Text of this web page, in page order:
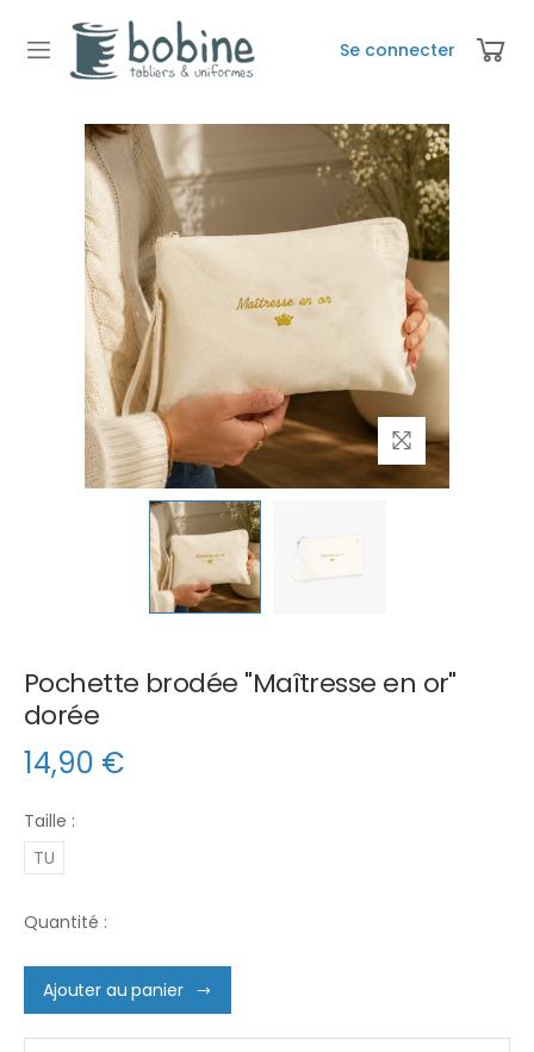
Se connecter
Pochette brodée "Maîtresse en or"
dorée
14,90 €
Taille :
TU
Quantité :
Ajouter au panier